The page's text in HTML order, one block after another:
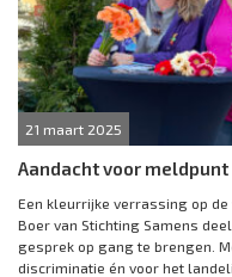
21 maart 2025
Aandacht voor
Een kleurrijke verrassing op
Boer van Stichting Samens
gesprek op gang te brengen.
discriminatie én voor het